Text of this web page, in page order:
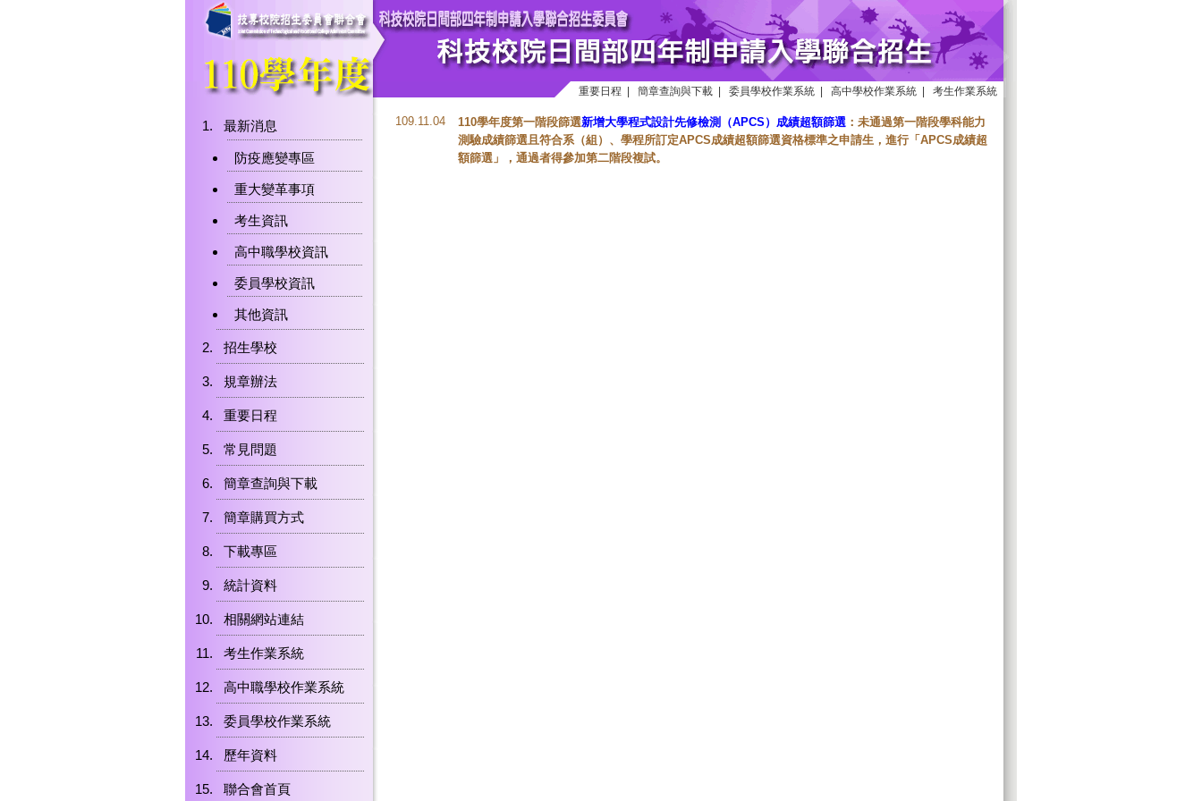
重要日程 簡章查詢與下載 委員學校作業系統 高中學校作業系統 考生作業系統
最新消息
防疫應變專區
重大變革事項
考生資訊
高中職學校資訊
委員學校資訊
其他資訊
招生學校
規章辦法
重要日程
常見問題
簡章查詢與下載
簡章購買方式
下載專區
統計資料
相關網站連結
考生作業系統
高中職學校作業系統
委員學校作業系統
歷年資料
聯合會首頁
109.11.04 110學年度第一階段篩選新增大學程式設計先修檢測（APCS）成績超額篩選 ：未通過第一階段學科能力
測驗成績篩選且符合系（組）、學程所訂定APCS成績超額篩選資格標準之申請生，進行「APCS成績超
額篩選」，通過者得參加第二階段複試。